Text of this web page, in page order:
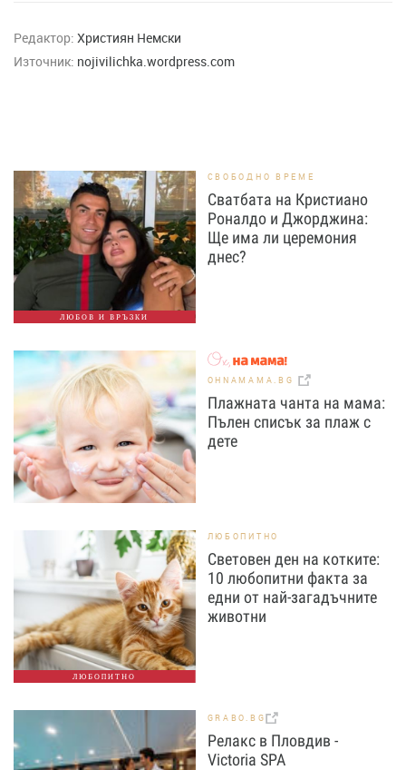
Редактор: Християн Немски
Източник: nojivilichka.wordpress.com
ЛЮБОВ И ВРЪЗКИ
СВОБОДНО ВРЕМЕ
Сватбата на Кристиано
Роналдо и Джорджина:
Ще има ли церемония
днес?
OHNAMAMA.BG
Плажната чанта на мама:
Пълен списък за плаж с
дете
ЛЮБОПИТНО
ЛЮБОПИТНО
Световен ден на котките:
10 любопитни факта за
едни от най-загадъчните
животни
GRABO.BG
Релакс в Пловдив -
Victoria SPA